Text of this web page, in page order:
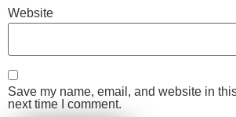
Website
Save my name, email, and website in
next time I comment.